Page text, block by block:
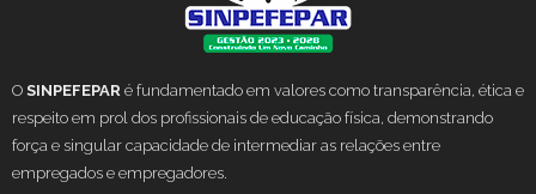
O SINPEFEPAR é fundamentado em valores como transparência, ética e
respeito em prol dos profissionais de educação física, demonstrando
força e singular capacidade de intermediar as relações entre
empregados e empregadores.